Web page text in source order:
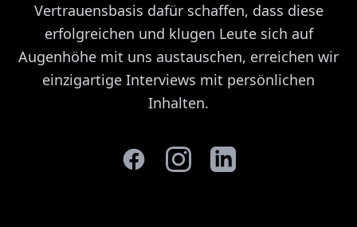
Vertrauensbasis dafür schaffen, dass diese
erfolgreichen und klugen Leute sich auf
Augenhöhe mit uns austauschen, erreichen wir
einzigartige Interviews mit persönlichen
Inhalten.